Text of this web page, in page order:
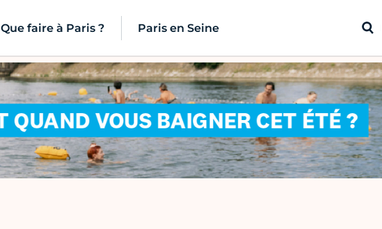
Que faire à Paris ? Paris en Seine